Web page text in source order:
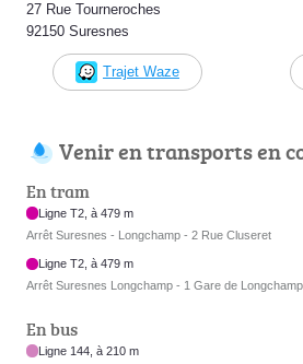
27 Rue Tourneroches
92150 Suresnes
Trajet Waze
Venir en transports en
En tram
Ligne T2, à 479 m
Arrêt Suresnes - Longchamp - 2 Rue Cluseret
Ligne T2, à 479 m
Arrêt Suresnes Longchamp - 1 Gare de
En bus
Ligne 144, à 210 m